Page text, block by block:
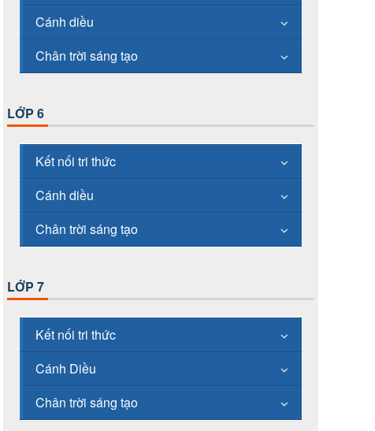
Cánh diều
Chân trời sáng tạo
LỚP 6
Kết nối tri thức
Cánh diều
Chân trời sáng tạo
LỚP 7
Kết nối tri thức
Cánh Diều
Chân trời sáng tạo